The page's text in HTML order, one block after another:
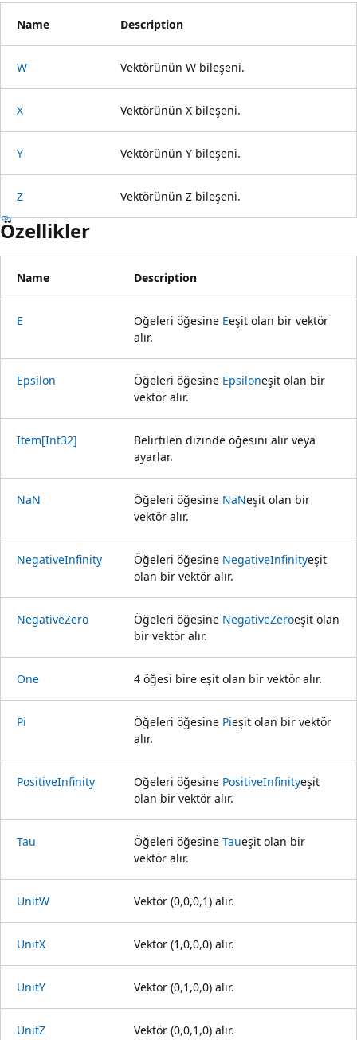
Name Description
W Vektörünün W bileşeni.
X Vektörünün X bileşeni.
Y Vektörünün Y bileşeni.
Z Vektörünün Z bileşeni.
Özellikler
Name Description
E Öğeleri öğesine Eeşit olan bir vektör
alır.
Epsilon Öğeleri öğesine Epsiloneşit olan bir
vektör alır.
Item[Int32]
Belirtilen dizinde öğesini alır veya
ayarlar.
NaN Öğeleri öğesine NaNeşit olan bir
vektör alır.
NegativeInfinity Öğeleri öğesine NegativeInfinityeşit
olan bir vektör alır.
NegativeZero Öğeleri öğesine NegativeZeroeşit olan
bir vektör alır.
One 4 öğesi bire eşit olan bir vektör alır.
Pi Öğeleri öğesine Pieşit olan bir vektör
alır.
PositiveInfinity Öğeleri öğesine PositiveInfinityeşit
olan bir vektör alır.
Tau Öğeleri öğesine Taueşit olan bir
vektör alır.
UnitW Vektör (0,0,0,1) alır.
UnitX Vektör (1,0,0,0) alır.
UnitY Vektör (0,1,0,0) alır.
UnitZ Vektör (0,0,1,0) alır.